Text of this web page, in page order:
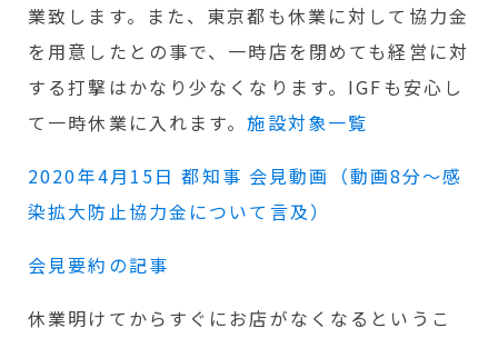
業致します。また、東京都も休業に対して協力金
を用意したとの事で、一時店を閉めても経営に対
する打撃はかなり少なくなります。IGFも安心し
て一時休業に入れます。施設対象一覧
2020年4月15日 都知事 会見動画（動画8分〜感
染拡大防止協力金について言及）
会見要約の記事
休業明けてからすぐにお店がなくなるというこ